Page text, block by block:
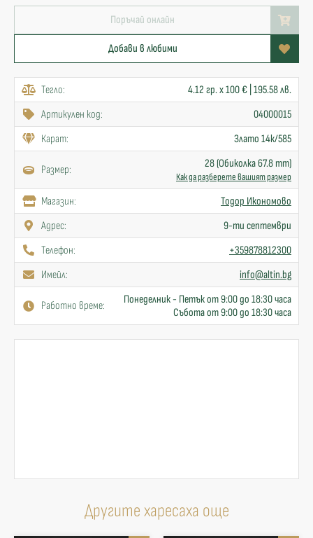
Поръчай онлайн
Добави в любими
Тегло:
4.12 гр. x 100 € | 195.58 лв.
Артикулен код:
04000015
Карат:
Злато 14к/585
Размер: 28 (Обиколка 67.8 mm)
Как да разберете вашият размер
Mагазин:
Тодор Икономово
Адрес:
9-ти септември
Телефон:
+359878812300
Имейл:
info@altin.bg
Работно време:
Понеделник - Петък от 9:00 до 18:30 часа
Събота от 9:00 до 18:30 часа
Другите харесаха още